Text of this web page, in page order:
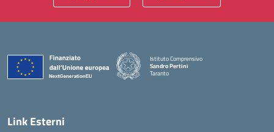
Istituto Comprensivo
Sandro Pertini
Taranto
Link Esterni